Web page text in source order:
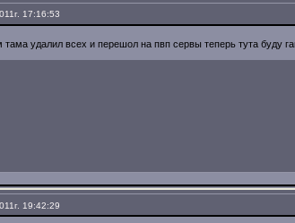
17:16:53
тама удалил всех и перешол на пвп сервы теперь тута буду
19:42:29